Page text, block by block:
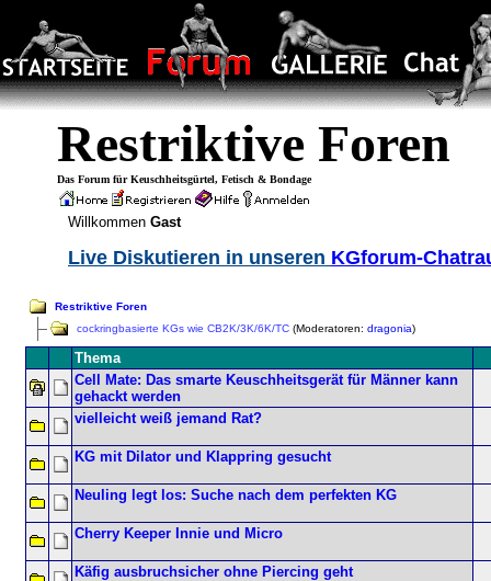
Restriktive Foren
Das Forum für Keuschheitsgürtel, Fetisch & Bondage
Willkommen Gast
Live Diskutieren in unseren KGforum-
Restriktive Foren
cockringbasierte KGs wie CB2K/3K/6K/TC (Moderatoren: dragonia)
Thema
Cell Mate: Das smarte Keuschheitsgerät für Männer kann
gehackt werden
vielleicht weiß jemand Rat?
KG mit Dilator und Klappring gesucht
Neuling legt los: Suche nach dem perfekten KG
Cherry Keeper Innie und Micro
Käfig ausbruchsicher ohne Piercing geht